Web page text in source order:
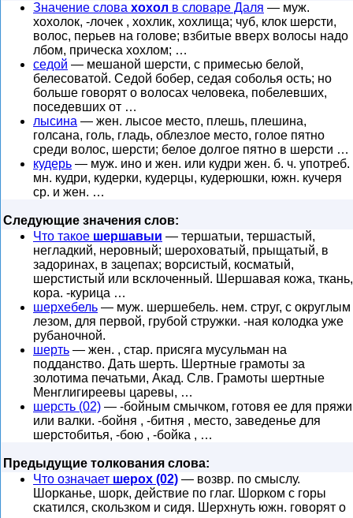
Значение слова хохол в словаре Даля — муж.
хохолок, -лочек , хохлик, хохлища; чуб, клок шерсти,
волос, перьев на голове; взбитые вверх волосы надо
лбом, прическа хохлом; …
седой — мешаной шерсти, с примесью белой,
белесоватой. Седой бобер, седая соболья ость; но
больше говорят о волосах человека, побелевших,
поседевших от …
лысина — жен. лысое место, плешь, плешина,
голсана, голь, гладь, облезлое место, голое пятно
среди волос, шерсти; белое долгое пятно в шерсти …
кудерь — муж. ино и жен. или кудри жен. б. ч. употреб.
мн. кудри, кудерки, кудерцы, кудерюшки, южн. кучеря
ср. и жен. …
Следующие значения слов:
Что такое шершавыи — тершатыи, тершастый,
негладкий, неровный; шероховатый, прыщатый, в
задоринах, в зацепах; ворсистый, косматый,
шерстистый или всклоченный. Шершавая кожа, ткань,
кора. -курица …
шерхебель — муж. шершебель. нем. струг, с округлым
лезом, для первой, грубой стружки. -ная колодка уже
рубаночной.
шерть — жен. , стар. присяга мусульман на
подданство. Дать шерть. Шертные грамоты за
золотима печатьми, Акад. Слв. Грамоты шертные
Менглигиреевы царевы, …
шерсть (02) — -бойным смычком, готовя ее для пряжи
или валки. -бойня , -битня , место, заведенье для
шерстобитья, -бою , -бойка , …
Предыдущие толкования слова:
Что означает шерох (02) — возвр. по смыслу.
Шорканье, шорк, действие по глаг. Шорком с горы
скатился, скользком и сидя. Шерхнуть южн. говорят о